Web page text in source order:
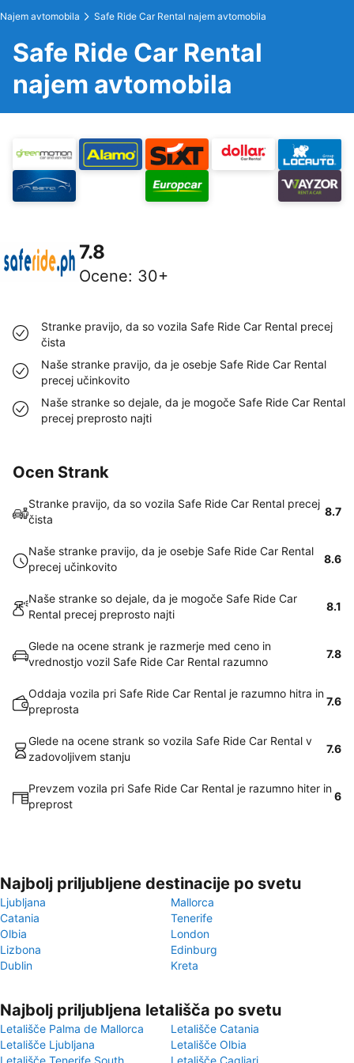
Najem avtomobila Safe Ride Car Rental najem avtomobila
Safe Ride Car Rental
najem avtomobila
7.8
Ocene: 30+
Stranke pravijo, da so vozila Safe Ride Car Rental precej
čista
Naše stranke pravijo, da je osebje Safe Ride Car Rental
precej učinkovito
Naše stranke so dejale, da je mogoče Safe Ride Car Rental
precej preprosto najti
Ocen Strank
Stranke pravijo, da so vozila Safe Ride Car Rental precej
čista
8.7
Naše stranke pravijo, da je osebje Safe Ride Car Rental
precej učinkovito
8.6
Naše stranke so dejale, da je mogoče Safe Ride Car
Rental precej preprosto najti
8.1
Glede na ocene strank je razmerje med ceno in
vrednostjo vozil Safe Ride Car Rental razumno
7.8
Oddaja vozila pri Safe Ride Car Rental je razumno hitra in
preprosta
7.6
Glede na ocene strank so vozila Safe Ride Car Rental v
zadovoljivem stanju
7.6
Prevzem vozila pri Safe Ride Car Rental je razumno hiter in
preprost
6
Najbolj priljubljene destinacije po svetu
Ljubljana
Mallorca
Catania
Tenerife
Olbia
London
Lizbona
Edinburg
Dublin
Kreta
Najbolj priljubljena letališča po svetu
Letališče Palma de Mallorca
Letališče Catania
Letališče Ljubljana
Letališče Olbia
Letališče Tenerife South
Letališče Cagliari